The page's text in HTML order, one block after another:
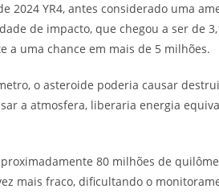
2024 YR4, antes considerado uma
de impacto, que chegou a ser de
a uma chance em mais de 5 milhões.
o asteroide poderia causar
a atmosfera, liberaria energia
80 milhões de
mais fraco, dificultando o